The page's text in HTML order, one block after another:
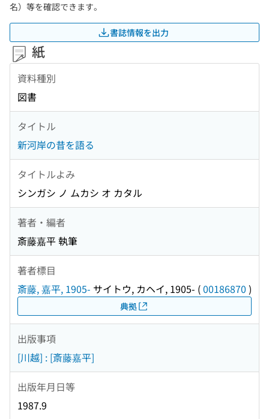
名）等を確認できます。
書誌情報を出力
紙
資料種別
図書
タイトル
新河岸の昔を語る
タイトルよみ
シンガシ ノ ムカシ オ カタル
著者・編者
斎藤嘉平 執筆
著者標目
斎藤, 嘉平, 1905- サイトウ, カヘイ, 1905- (00186870 )
典拠
出版事項
[川越] : [斎藤嘉平]
出版年月日等
1987.9